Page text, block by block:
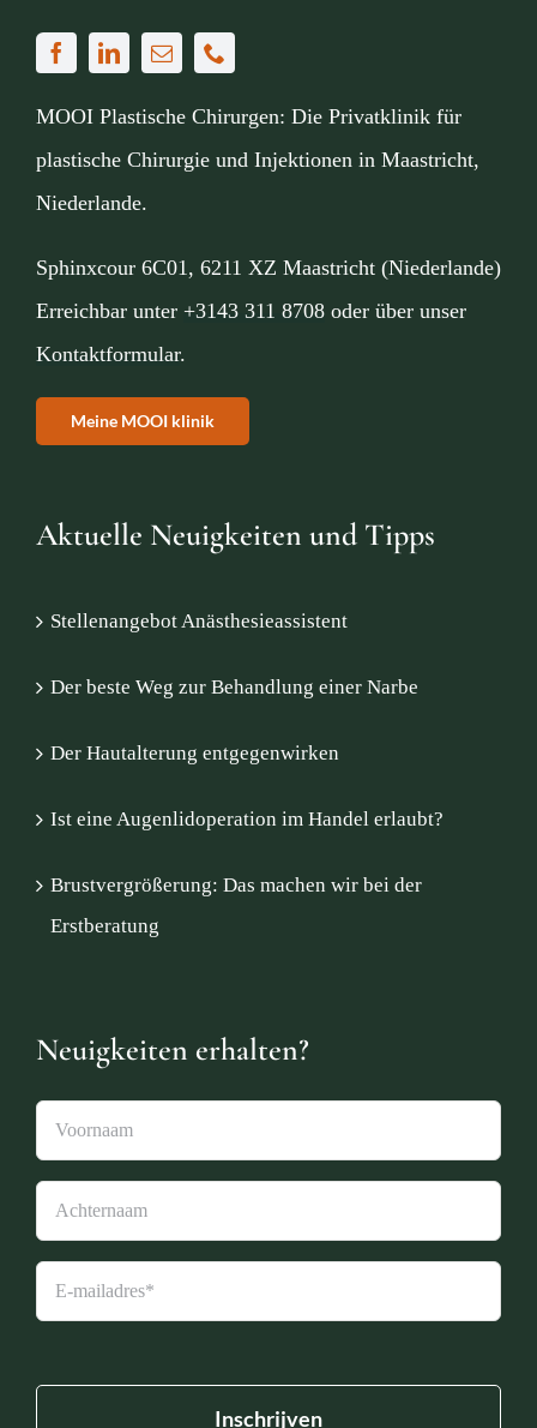
MOOI Plastische Chirurgen: Die Privatklinik für
plastische Chirurgie und Injektionen in Maastricht,
Niederlande.
Sphinxcour 6C01, 6211 XZ Maastricht (Niederlande)
Erreichbar unter +3143 311 8708oder über unser
Kontaktformular.
Meine MOOI klinik
Aktuelle Neuigkeiten und Tipps
Stellenangebot Anästhesieassistent
Der beste Weg zur Behandlung einer Narbe
Der Hautalterung entgegenwirken
Ist eine Augenlidoperation im Handel erlaubt?
Brustvergrößerung: Das machen wir bei der
Erstberatung
Neuigkeiten erhalten?